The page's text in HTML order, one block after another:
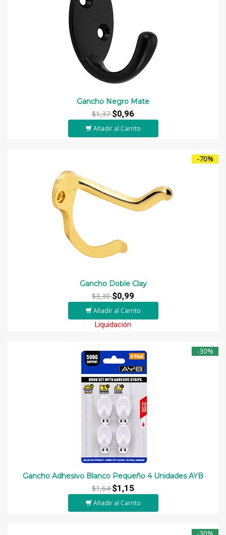
Gancho Negro Mate
$1,37$0,96
Añadir al Carrito
-70%
Gancho Doble Clay
$3,30$0,99
Añadir al Carrito
Liquidación
-30%
Gancho Adhesivo Blanco Pequeño 4 Unidades AYB
$1,64$1,15
Añadir al Carrito
-30%